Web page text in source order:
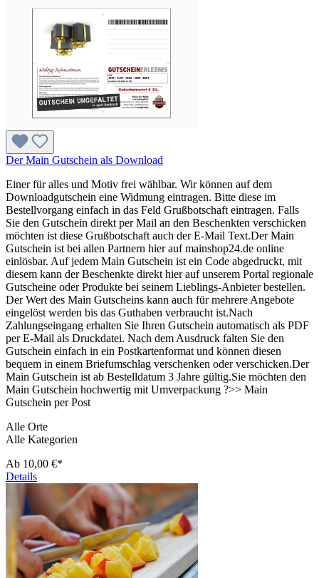
Der Main Gutschein als Download
Einer für alles und Motiv frei wählbar. Wir können auf dem
Downloadgutschein eine Widmung eintragen. Bitte diese im
Bestellvorgang einfach in das Feld Grußbotschaft eintragen. Falls
Sie den Gutschein direkt per Mail an den Beschenkten verschicken
möchten ist diese Grußbotschaft auch der E-Mail Text.Der Main
Gutschein ist bei allen Partnern hier auf mainshop24.de online
einlösbar. Auf jedem Main Gutschein ist ein Code abgedruckt, mit
diesem kann der Beschenkte direkt hier auf unserem Portal regionale
Gutscheine oder Produkte bei seinem Lieblings-Anbieter bestellen.
Der Wert des Main Gutscheins kann auch für mehrere Angebote
eingelöst werden bis das Guthaben verbraucht ist.Nach
Zahlungseingang erhalten Sie Ihren Gutschein automatisch als PDF
per E-Mail als Druckdatei. Nach dem Ausdruck falten Sie den
Gutschein einfach in ein Postkartenformat und können diesen
bequem in einem Briefumschlag verschenken oder verschicken.Der
Main Gutschein ist ab Bestelldatum 3 Jahre gültig.Sie möchten den
Main Gutschein hochwertig mit Umverpackung ?>> Main
Gutschein per Post
Alle Orte
Alle Kategorien
Ab 10,00 €*
Details